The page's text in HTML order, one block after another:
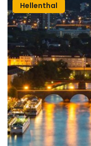
Hellenthal